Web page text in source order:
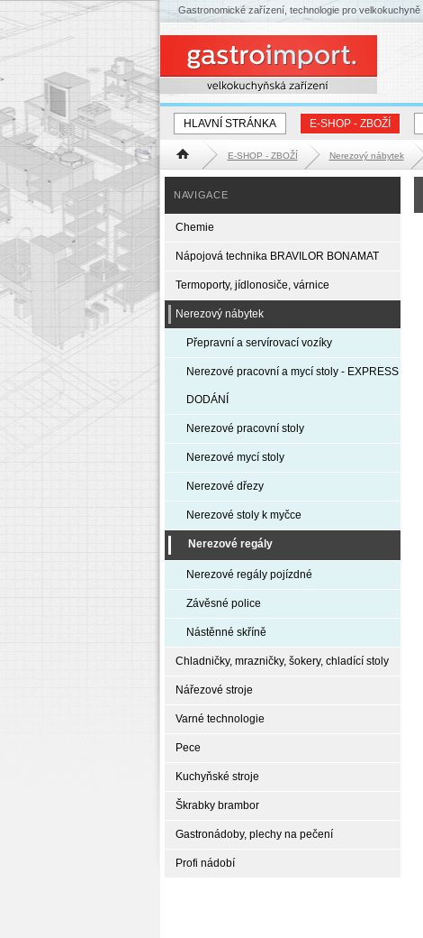
HLAVNÍ STRÁNKA E-SHOP - ZBOŽÍ
Hlavní stránka E-SHOP - ZBOŽÍ Nerezový nábytek
NAVIGACE
Chemie
Nápojová technika BRAVILOR BONAMAT
Termoporty, jídlonosiče, várnice
Nerezový nábytek
Přepravní a servírovací vozíky
Nerezové pracovní a mycí stoly - EXPRESS
DODÁNÍ
Nerezové pracovní stoly
Nerezové mycí stoly
Nerezové dřezy
Nerezové stoly k myčce
Nerezové regály
Nerezové regály pojízdné
Závěsné police
Nástěnné skříně
Chladničky, mrazničky, šokery, chladící stoly
Nářezové stroje
Varné technologie
Pece
Kuchyňské stroje
Škrabky brambor
Gastronádoby, plechy na pečení
Profi nádobí
Gastronomické zařízení, technologie pro velkokuchyně